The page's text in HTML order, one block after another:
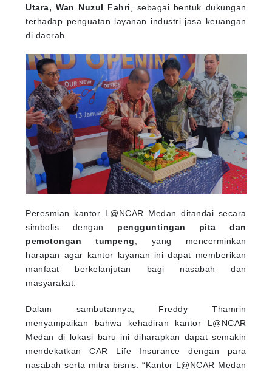
Utara, Wan Nuzul Fahri
, sebagai bentuk dukungan
terhadap penguatan layanan industri jasa keuangan
di daerah.
Peresmian kantor L@NCAR Medan ditandai secara
simbolis dengan pengguntingan pita dan
pemotongan tumpeng
, yang mencerminkan
harapan agar kantor layanan ini dapat memberikan
manfaat berkelanjutan bagi nasabah dan
masyarakat.
Dalam sambutannya, Freddy Thamrin
menyampaikan bahwa kehadiran kantor L@NCAR
Medan di lokasi baru ini diharapkan dapat semakin
mendekatkan CAR Life Insurance dengan para
nasabah serta mitra bisnis. “Kantor L@NCAR Medan